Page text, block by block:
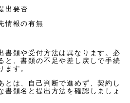
出要否
情報の有無
書類や受付方法は異なります。必
と、書類の不足や差し戻しで手続
ます。
とは、自己判断で進めず、契約し
書類名と提出方法を確認しましょ